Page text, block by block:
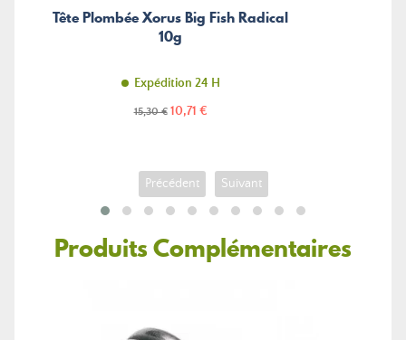
Tête Plombée Xorus Big Fish Radical
10g
Expédition 24 H
Prix
15,30 € Prix
10,71 €
Précédent Suivant
Produits Complémentaires